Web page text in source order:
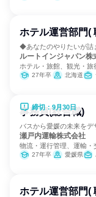
ホテル運営部門(
◆あなたのやりたいが詰
ルートインジャパン株
ホテル・旅館、観光・旅
27年卒 北海道
締切：9月30日
事務員(総合職)
バスから愛媛の未来を
瀬戸内運輸株式会社
物流・運行管理、運輸・
27年卒 愛媛県
ホテル運営部門(